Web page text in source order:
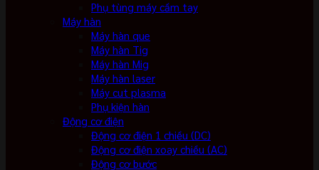
Phụ tùng máy cầm tay
Máy hàn
Máy hàn que
Máy hàn Tig
Máy hàn Mig
Máy hàn laser
Máy cut plasma
Phụ kiện hàn
Động cơ điện
Động cơ điện 1 chiều (DC)
Động cơ điện xoay chiều (AC)
Động cơ bước